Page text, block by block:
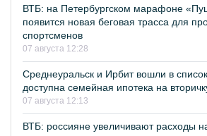
ВТБ: на Петербургском марафоне
появится новая беговая трасса для
спортсменов
07 августа 12:28
Среднеуральск и Ирбит вошли в
доступна семейная ипотека на
07 августа 12:13
ВТБ: россияне увеличивают расходы